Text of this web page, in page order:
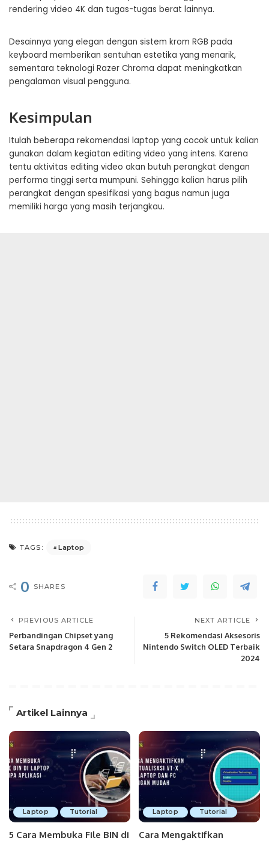
rendering video 4K dan tugas-tugas berat lainnya.
Desainnya yang elegan dengan sistem krom RGB pada
keyboard memberikan sentuhan estetika yang menarik,
sementara teknologi Razer Chroma dapat meningkatkan
pengalaman visual pengguna.
Kesimpulan
Itulah beberapa rekomendasi laptop yang cocok untuk kalian
gunakan dalam kegiatan editing video yang intens. Karena
tentu aktivitas editing video akan butuh perangkat dengan
performa tinggi serta mumpuni. Sehingga kalian harus pilih
perangkat dengan spesifikasi yang bagus namun juga
memiliki harga yang masih terjangkau.
TAGS: Laptop
0 SHARES
PREVIOUS ARTICLE
Perbandingan Chipset yang
Setara Snapdragon 4 Gen 2
NEXT ARTICLE
5 Rekomendasi Aksesoris
Nintendo Switch OLED Terbaik
2024
Artikel Lainnya
Laptop Tutorial
5 Cara Membuka File BIN di
Laptop Tutorial
Cara Mengaktifkan